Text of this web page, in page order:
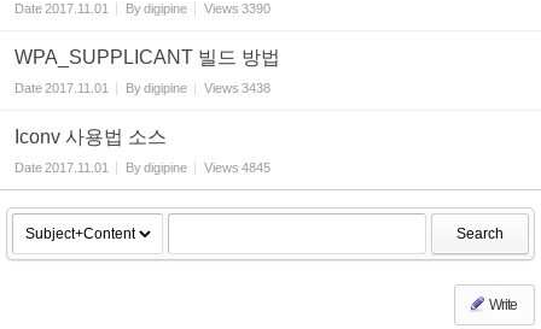
Date2017.11.01 Bydigipine Views 3390
WPA_SUPPLICANT 빌드 방법
Date2017.11.01 Bydigipine Views 3438
Iconv 사용법 소스
Date2017.11.01 Bydigipine Views 4845
Search
Write